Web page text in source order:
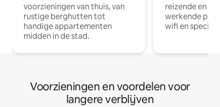
voorzieningen van thuis, van
rustige berghutten tot
handige appartementen
midden in de stad.
reizende en
werkende
wifi en
Voorzieningen en voordelen voor
langere verblijven